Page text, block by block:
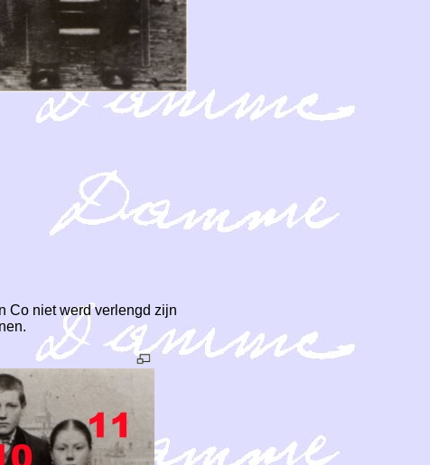
Co niet werd verlengd zijn